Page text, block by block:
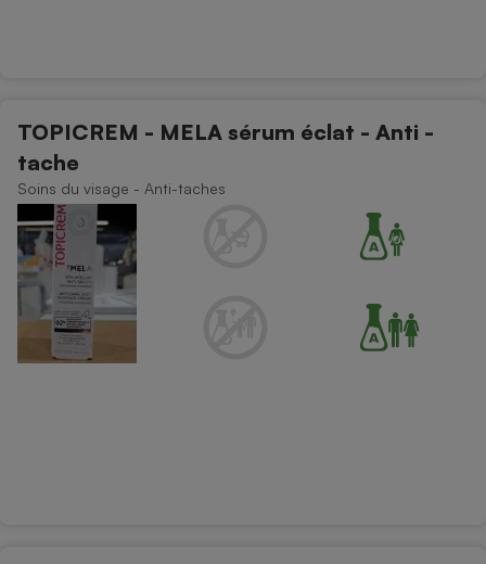
TOPICREM - MELA sérum éclat - Anti -
tache
Soins du visage - Anti-taches